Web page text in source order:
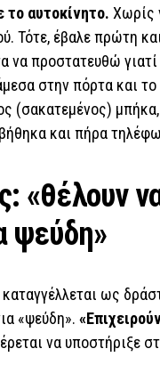
το αυτοκίνητο. Χωρίς
Τότε, έβαλε πρώτη
να προστατευθώ
στην πόρτα και
(σακατεμένος)
και πήρα
«θέλουν
ψεύδη»
ως
«ψεύδη».
να υποστήριξε